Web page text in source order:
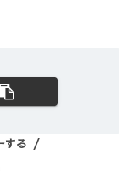
する